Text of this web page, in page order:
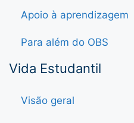
Apoio à aprendizagem
Para além do OBS
Vida Estudantil
Visão geral